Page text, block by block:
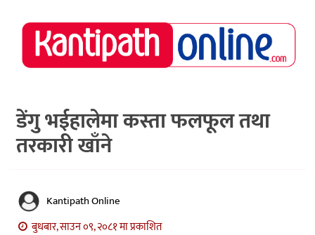
राष्ट्रिय
समाचार
नेपाल
अर्थ/
मनोरञ्जन
स्वास्थ्य
डेंगु भईहालेमा कस्ता फलफूल तथा
तरकारी खाँने
Kantipath Online
बुधबार, साउन ०९, २०८१ मा प्रकाशित